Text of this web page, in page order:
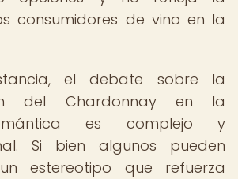
consumidores de vino en la
el debate sobre la
del Chardonnay en la
es complejo y
Si bien algunos pueden
estereotipo que refuerza